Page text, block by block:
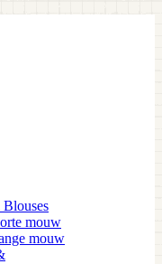
mouw
mouw